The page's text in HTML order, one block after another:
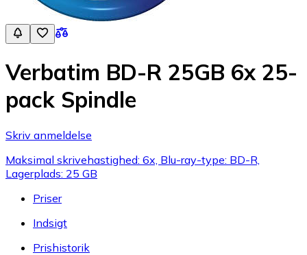
Verbatim BD-R 25GB 6x 25-
pack Spindle
Skriv anmeldelse
Maksimal skrivehastighed: 6x, Blu-ray-type: BD-R,
Lagerplads: 25 GB
Priser
Indsigt
Prishistorik